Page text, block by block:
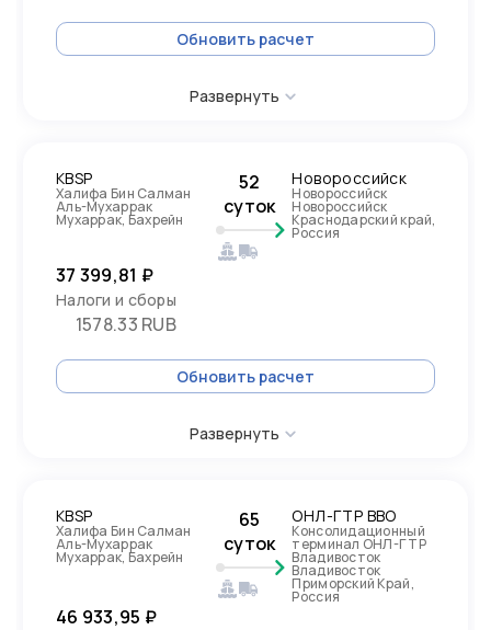
Обновить расчет
Развернуть
KBSP
Халифа Бин Салман
Аль-Мухаррак
Мухаррак, Бахрейн
52
суток
Новороссийск
Новороссийск
Новороссийск
Краснодарский край,
Россия
37 399,81 ₽
Налоги и сборы
1578.33 RUB
Обновить расчет
Развернуть
KBSP
Халифа Бин Салман
Аль-Мухаррак
Мухаррак, Бахрейн
65
суток
ОНЛ-ГТР ВВО
Консолидационный
терминал ОНЛ-ГТР
Владивосток
Владивосток
Приморский Край,
Россия
46 933,95 ₽